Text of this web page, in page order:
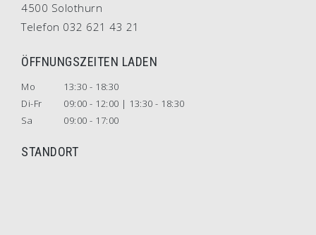
4500 Solothurn
Telefon 032 621 43 21
ÖFFNUNGSZEITEN LADEN
Mo
13:30 - 18:30
Di-Fr
09:00 - 12:00 | 13:30 - 18:30
Sa
09:00 - 17:00
STANDORT